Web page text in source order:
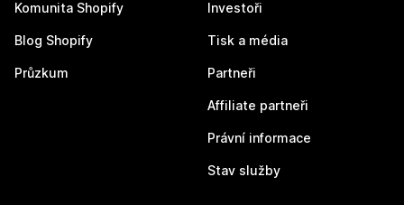
Komunita Shopify
Blog Shopify
Průzkum
Investoři
Tisk a média
Partneři
Affiliate partneři
Právní informace
Stav služby